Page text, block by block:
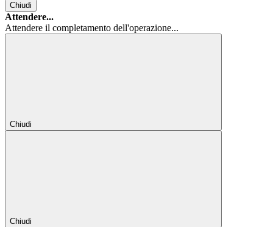
Chiudi
Attendere...
Attendere il completamento dell'operazione...
Chiudi
Chiudi